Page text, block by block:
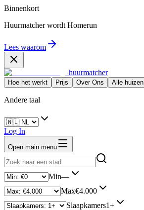
Binnenkort
Huurmatcher wordt Homerun
Lees waarom
huurmatcher
Hoe het werkt Prijs Over Ons Alle huizen
Andere taal
Log In
Open main menu
Min—
Max€4.000
Slaapkamers1+